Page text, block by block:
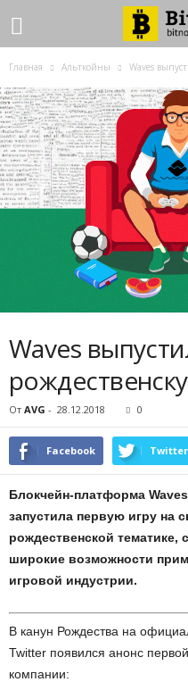
Главная Альткойны Waves
Waves
От AVG - 28.12.2018 0
Facebook Twitter
Блокчейн-платформа
запустила первую игру на
рождественской тематике,
широкие возможности
игровой индустрии.
В канун Рождества на
Twitter появился анонс
компании: